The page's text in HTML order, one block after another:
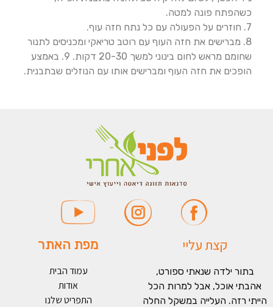
כשהפתח פונה למטה.
7. חוזרים על הפעולה עם כל נתח חזה עוף.
8. מברישים את חזה העוף עם רוטב טריאקי ומכניסים לתנור
שחומם מראש לחום בינוני למשך 20-30 דקות. 9. באמצע
הופכים את חזה העוף ומברישים אותו עם הנוזלים שבתבנית.
קצת עליי
בתור ילדה שנאתי ספורט,
אהבתי אוכל, אבל למרות הכל
הייתי רזה. העלייה במשקל החלה
מפת האתר
עמוד הבית
אודות
התפריט שלנו